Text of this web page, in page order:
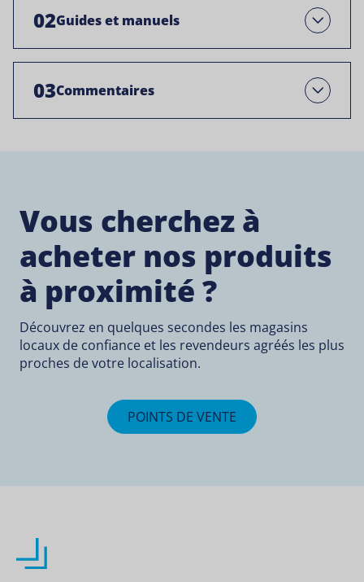
02Guides et manuels Open
03Commentaires Open
Vous cherchez à
acheter nos produits
à proximité ?
Découvrez en quelques secondes les magasins
locaux de confiance et les revendeurs agréés les plus
proches de votre localisation.
POINTS DE VENTE